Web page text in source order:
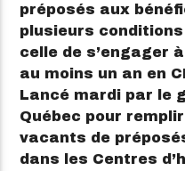
préposés aux
plusieurs
celle de s’engager
au moins un an en
Lancé mardi par le
Québec pour
vacants de
dans les Centres